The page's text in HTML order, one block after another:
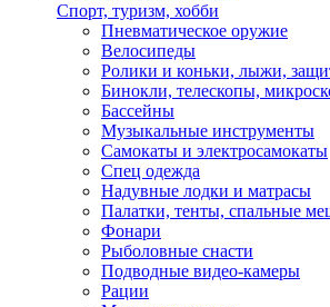
Спорт, туризм, хобби
Пневматическое оружие
Велосипеды
Ролики и коньки, лыжи,
Бинокли, телескопы,
Бассейны
Музыкальные инструменты
Самокаты и электросамокаты
Спец одежда
Надувные лодки и матрасы
Палатки, тенты, спальные
Фонари
Рыболовные снасти
Подводные видео-камеры
Рации